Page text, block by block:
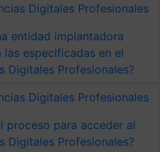
Digitales Profesionales
entidad implantadora
especificadas en el
Digitales Profesionales?
Digitales Profesionales
proceso para acceder al
Digitales Profesionales?